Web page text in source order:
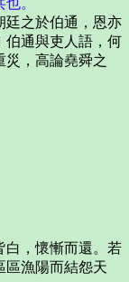
之於伯通，恩亦
伯通與吏人語，何
災，高論堯舜之
，懷慚而還。若
區漁陽而結怨天